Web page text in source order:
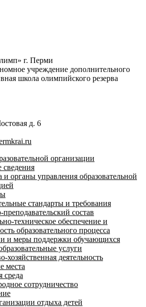
г. Перми
учреждение дополнительного
школа олимпийского резерва
д. 6
организации
и органы управления образовательной
стандарты и требования
преподавательский состав
техническое обеспечение и
образовательного процесса
и меры поддержки обучающихся
услуги
хозяйственная деятельность
места
среда
сотрудничество
отдыха детей